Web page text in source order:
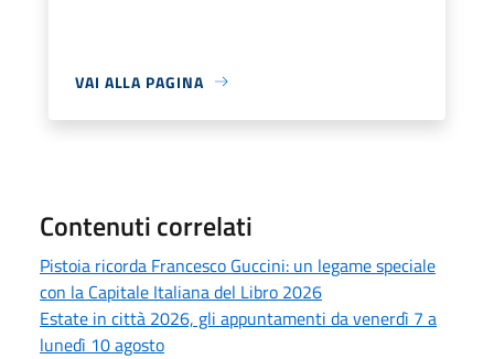
VAI ALLA PAGINA
Contenuti correlati
Pistoia ricorda Francesco Guccini: un legame speciale
con la Capitale Italiana del Libro 2026
Estate in città 2026, gli appuntamenti da venerdì 7 a
lunedì 10 agosto